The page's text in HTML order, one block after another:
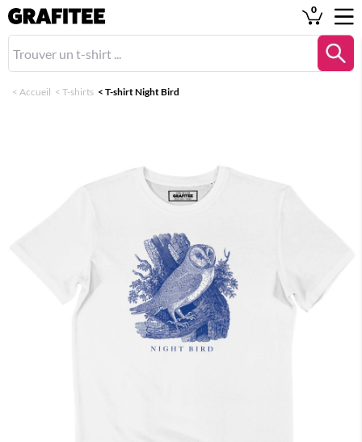
0
< Accueil < T-shirts < T-shirt Night Bird